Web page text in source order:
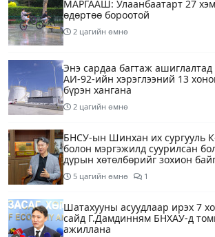
МАРГААШ: Улаанбаатарт 27
өдөртөө бороотой
2 цагийн өмнө
Энэ сардаа багтаж ашиглалтад
АИ-92-ийн хэрэглээний 13
бүрэн хангана
2 цагийн өмнө
БНСУ-ын Шинхан их сургууль
болон мэргэжилд суурилсан
дурын хөтөлбөрийг зохион
5 цагийн өмнө 1
Шатахууны асуудлаар ирэх 7
сайд Г.Дамдинням БНХАУ-д
ажиллана